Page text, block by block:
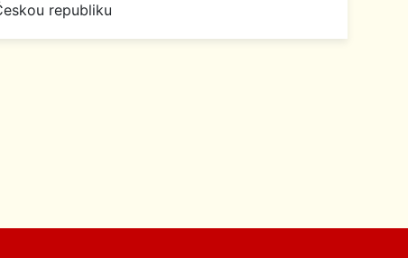
republiku